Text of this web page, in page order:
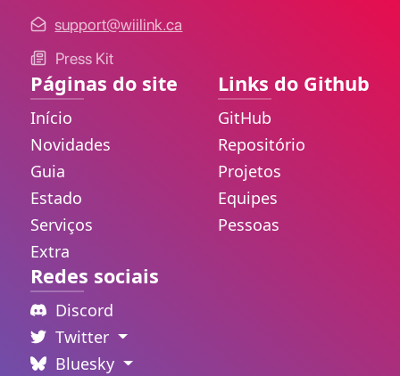
support@wiilink.ca
Press Kit
Páginas do site
Início
Novidades
Guia
Estado
Serviços
Extra
Links do Github
GitHub
Repositório
Projetos
Equipes
Pessoas
Redes sociais
Discord
Twitter
Bluesky